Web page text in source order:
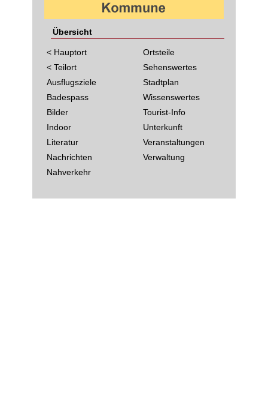
Übersicht
< Hauptort
< Teilort
Ausflugsziele
Badespass
Bilder
Indoor
Literatur
Nachrichten
Nahverkehr
Ortsteile
Sehenswertes
Stadtplan
Wissenswertes
Tourist-Info
Unterkunft
Veranstaltungen
Verwaltung